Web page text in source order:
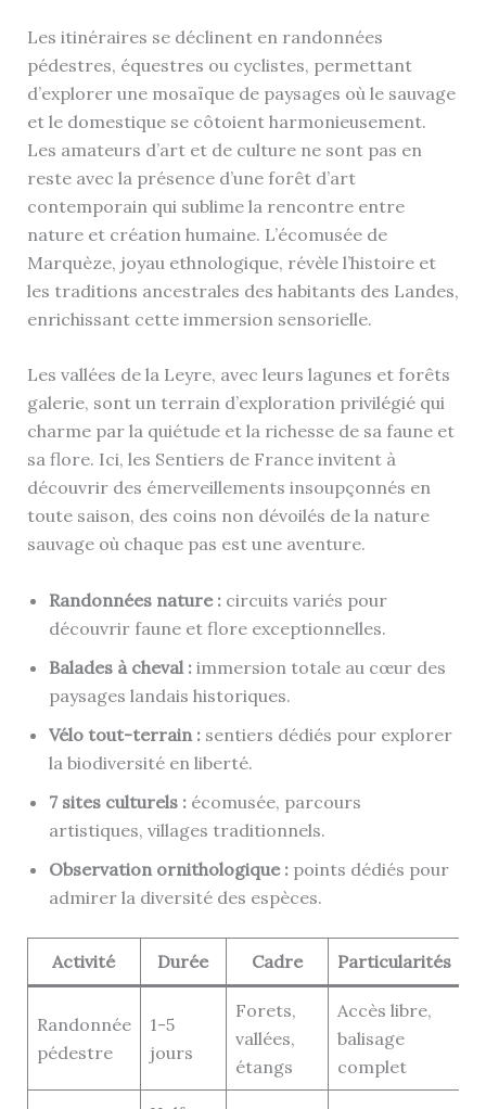
Les itinéraires se déclinent en randonnées
pédestres, équestres ou cyclistes, permettant
d’explorer une mosaïque de paysages où le sauvage
et le domestique se côtoient harmonieusement.
Les amateurs d’art et de culture ne sont pas en
reste avec la présence d’une forêt d’art
contemporain qui sublime la rencontre entre
nature et création humaine. L’écomusée de
Marquèze, joyau ethnologique, révèle l’histoire et
les traditions ancestrales des habitants des Landes,
enrichissant cette immersion sensorielle.
Les vallées de la Leyre, avec leurs lagunes et forêts
galerie, sont un terrain d’exploration privilégié qui
charme par la quiétude et la richesse de sa faune et
sa flore. Ici, les Sentiers de France invitent à
découvrir des émerveillements insoupçonnés en
toute saison, des coins non dévoilés de la nature
sauvage où chaque pas est une aventure.
Randonnées nature :circuits variés pour
découvrir faune et flore exceptionnelles.
Balades à cheval :immersion totale au cœur des
paysages landais historiques.
Vélo tout-terrain :sentiers dédiés pour explorer
la biodiversité en liberté.
7 sites culturels :écomusée, parcours
artistiques, villages traditionnels.
Observation ornithologique :points dédiés pour
admirer la diversité des espèces.
Activité Durée Cadre Particularités
Randonnée
pédestre
1-5
jours
Forets,
vallées,
étangs
Accès libre,
balisage
complet